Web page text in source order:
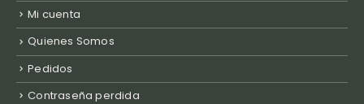
Mi cuenta
Quienes Somos
Pedidos
Contraseña perdida